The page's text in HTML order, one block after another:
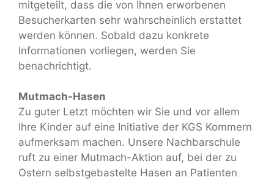
mitgeteilt, dass die von Ihnen erworbenen
Besucherkarten sehr wahrscheinlich erstattet
werden können. Sobald dazu konkrete
Informationen vorliegen, werden Sie
benachrichtigt.
Mutmach-Hasen
Zu guter Letzt möchten wir Sie und vor allem
Ihre Kinder auf eine Initiative der KGS Kommern
aufmerksam machen. Unsere Nachbarschule
ruft zu einer Mutmach-Aktion auf, bei der zu
Ostern selbstgebastelte Hasen an Patienten